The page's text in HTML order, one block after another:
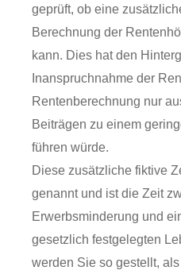
geprüft, ob eine
Berechnung der
kann. Dies hat den
Inanspruchnahme der
Rentenberechnung nur
Beiträgen zu einem
führen würde.
Diese zusätzliche fiktive
genannt und ist die Zeit
Erwerbsminderung und
gesetzlich festgelegten
werden Sie so gestellt,